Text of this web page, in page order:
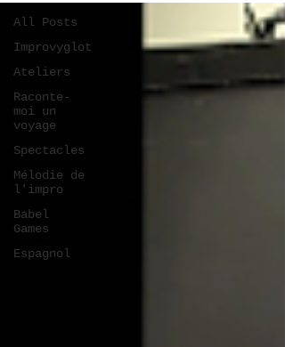
All Posts
Improvyglot
Ateliers
Raconte-
moi un
voyage
Spectacles
Mélodie de
l'impro
Babel
Games
Espagnol